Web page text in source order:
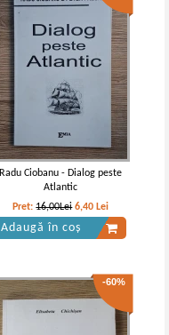
Radu Ciobanu - Dialog peste
Atlantic
Pret:16,00Lei 6,40 Lei
Adaugă în coș
-60%